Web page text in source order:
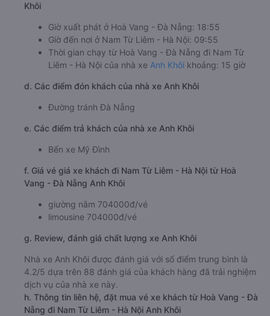
Khôi
Giờ xuất phát ở Hoà Vang - Đà Nẵng: 18:55
Giờ đến nơi ở Nam Từ Liêm - Hà Nội: 09:55
Thời gian chạy từ Hoà Vang - Đà Nẵng đi Nam Từ
Liêm - Hà Nội của nhà xe Anh Khôi khoảng: 15 giờ
d. Các điểm đón khách của nhà xe Anh Khôi
Đường tránh Đà Nẵng
e. Các điểm trả khách của nhà xe Anh Khôi
Bến xe Mỹ Đình
f. Giá vé giá xe khách đi Nam Từ Liêm - Hà Nội từ Hoà
Vang - Đà Nẵng Anh Khôi
giường nằm 704000đ/vé
limousine 704000đ/vé
g. Review, đánh giá chất lượng xe Anh Khôi
Nhà xe Anh Khôi được đánh giá với số điểm trung bình là
4.2/5 dựa trên 88 đánh giá của khách hàng đã trải nghiệm
dịch vụ của nhà xe này.
h. Thông tin liên hệ, đặt mua vé xe khách từ Hoà Vang - Đà
Nẵng đi Nam Từ Liêm - Hà Nội Anh Khôi